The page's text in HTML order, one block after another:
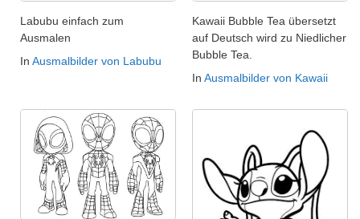
Labubu einfach zum
Ausmalen
In Ausmalbilder von Labubu
Kawaii Bubble Tea übersetzt
auf Deutsch wird zu Niedlicher
Bubble Tea.
In Ausmalbilder von Kawaii